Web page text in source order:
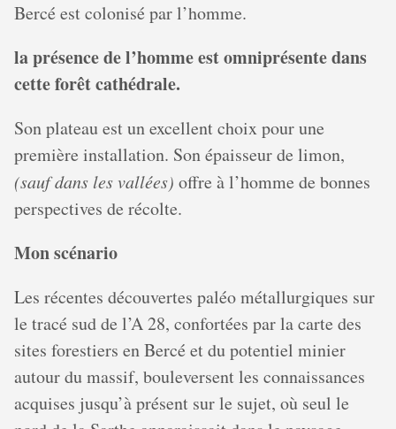
Bercé est colonisé par l’homme.
la présence de l’homme est omniprésente dans
cette forêt cathédrale.
Son plateau est un excellent choix pour une
première installation. Son épaisseur de limon,
(sauf dans les vallées) offre à l’homme de bonnes
perspectives de récolte.
Mon scénario
Les récentes découvertes paléo métallurgiques sur
le tracé sud de l’A 28, confortées par la carte des
sites forestiers en Bercé et du potentiel minier
autour du massif, bouleversent les connaissances
acquises jusqu’à présent sur le sujet, où seul le